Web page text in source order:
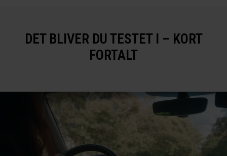
DET BLIVER DU TESTET I – KORT
FORTALT